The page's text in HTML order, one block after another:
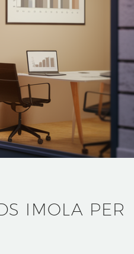
IMOLA PER